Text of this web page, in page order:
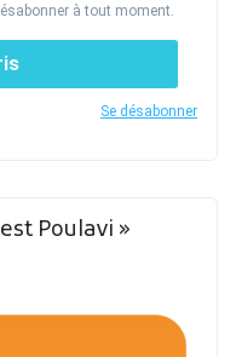
à tout moment.
Se désabonner
Poulavi »